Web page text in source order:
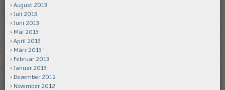
August 2013
Juli 2013
Juni 2013
Mai 2013
April 2013
März 2013
Februar 2013
Januar 2013
Dezember 2012
November 2012